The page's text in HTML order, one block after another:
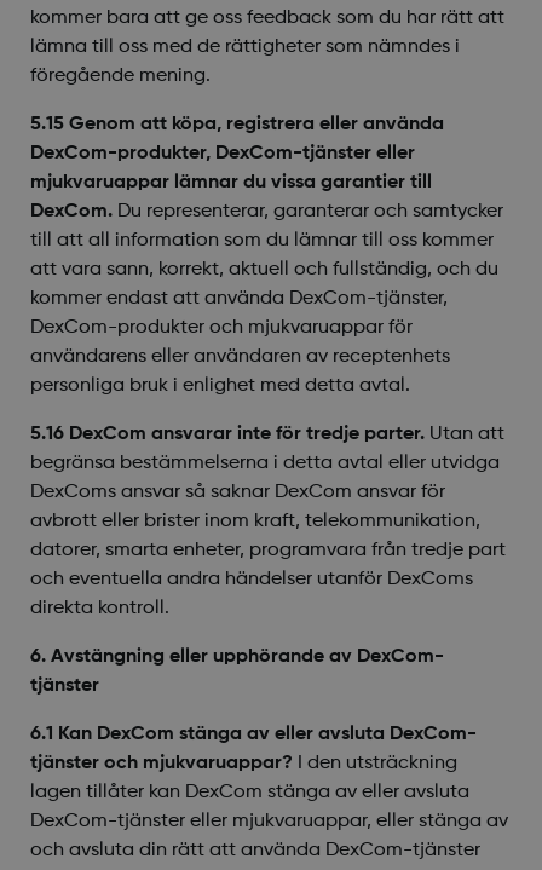
kommer bara att ge oss feedback som du har rätt att
lämna till oss med de rättigheter som nämndes i
föregående mening.
5.15 Genom att köpa, registrera eller använda
DexCom-produkter, DexCom-tjänster eller
mjukvaruappar lämnar du vissa garantier till
DexCom.Du representerar, garanterar och samtycker
till att all information som du lämnar till oss kommer
att vara sann, korrekt, aktuell och fullständig, och du
kommer endast att använda DexCom-tjänster,
DexCom-produkter och mjukvaruappar för
användarens eller användaren av receptenhets
personliga bruk i enlighet med detta avtal.
5.16 DexCom ansvarar inte för tredje parter. Utan att
begränsa bestämmelserna i detta avtal eller utvidga
DexComs ansvar så saknar DexCom ansvar för
avbrott eller brister inom kraft, telekommunikation,
datorer, smarta enheter, programvara från tredje part
och eventuella andra händelser utanför DexComs
direkta kontroll.
6. Avstängning eller upphörande av DexCom-
tjänster
6.1 Kan DexCom stänga av eller avsluta DexCom-
tjänster och mjukvaruappar? I den utsträckning
lagen tillåter kan DexCom stänga av eller avsluta
DexCom-tjänster eller mjukvaruappar, eller stänga av
och avsluta din rätt att använda DexCom-tjänster